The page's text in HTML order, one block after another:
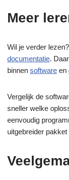
Meer
Wil je verder
documentatie.
binnen software en
Vergelijk de
sneller welke
eenvoudig
uitgebreider pakket